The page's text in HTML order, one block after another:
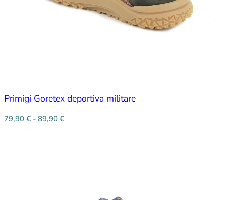
Primigi Goretex deportiva militare
79,90 € - 89,90 €